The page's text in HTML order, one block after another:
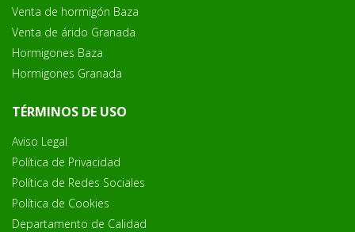
Venta de hormigón Baza
Venta de árido Granada
Hormigones Baza
Hormigones Granada
TÉRMINOS DE USO
Aviso Legal
Política de Privacidad
Política de Redes Sociales
Política de Cookies
Departamento de Calidad